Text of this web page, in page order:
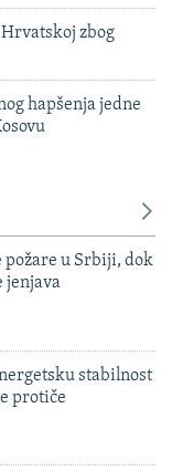
zbog
hapšenja jedne
požare u Srbiji, dok
jenjava
stabilnost
protiče